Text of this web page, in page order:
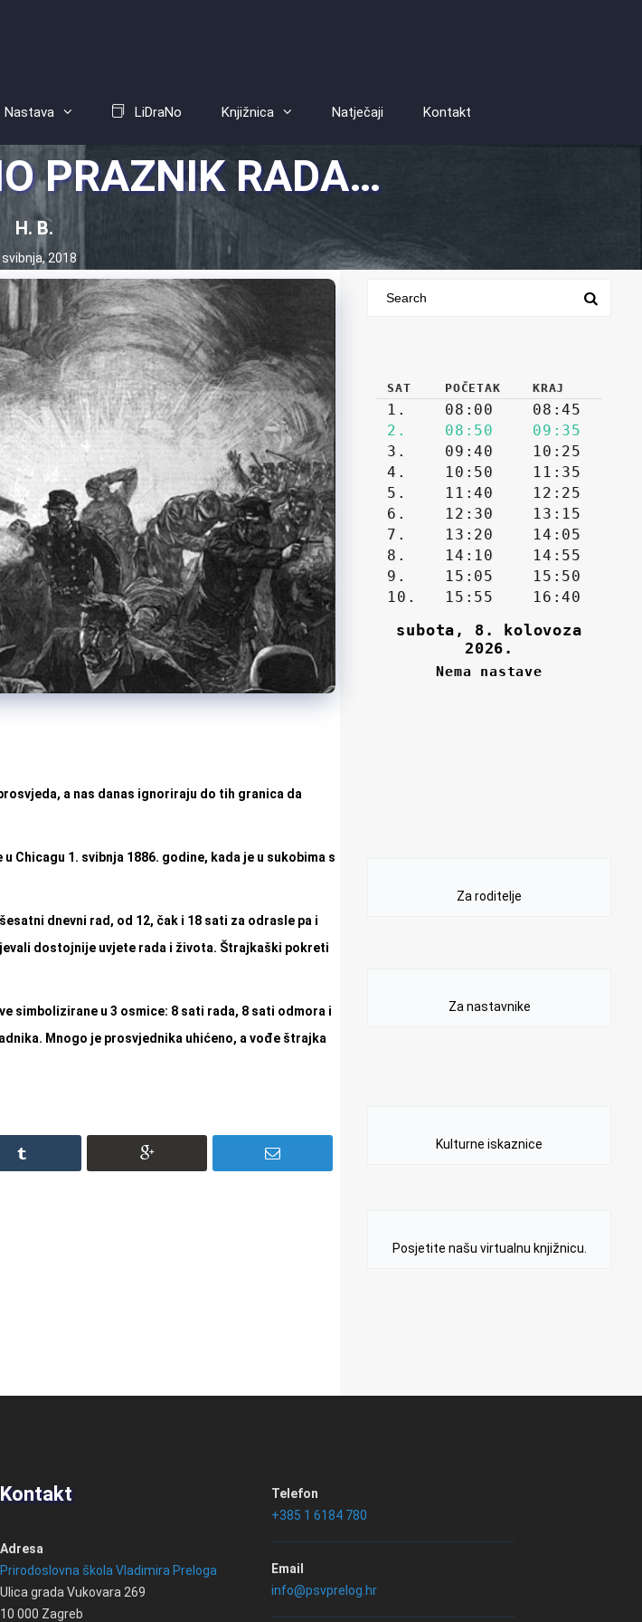
Nastava LiDraNo Knjižnica Natječaji Kontakt
PRAZNIK RADA…
H. B.
svibnja, 2018
a nas danas ignoriraju do tih granica da
Chicagu 1. svibnja 1886. godine, kada je u sukobima s
dnevni rad, od 12, čak i 18 sati za odrasle pa i
dostojnije uvjete rada i života. Štrajkaški pokreti
simbolizirane u 3 osmice: 8 sati rada, 8 sati odmora i
Mnogo je prosvjednika uhićeno, a vođe štrajka
Za roditelje
Za nastavnike
Kulturne iskaznice
Posjetite našu virtualnu knjižnicu.
Kontakt
Adresa
Prirodoslovna škola Vladimira Preloga
Ulica grada Vukovara 269
10 000 Zagreb
Telefon
+385 1 6184 780
Email
info@psvprelog.hr